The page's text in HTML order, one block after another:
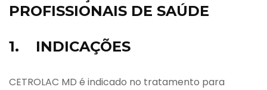
PROFISSIONAIS DE SAÚDE
1. INDICAÇÕES
CETROLAC MD é indicado no tratamento para